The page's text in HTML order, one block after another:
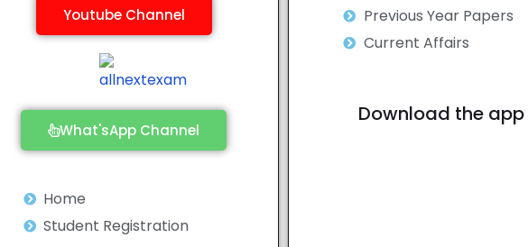
Youtube Channel
What'sApp Channel
Home
Student Registration
Previous Year Papers
Current Affairs
Download the app